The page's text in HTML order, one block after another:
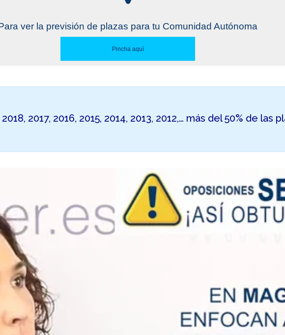
ver la previsión de plazas para tu Comunidad Autónoma
Pincha aquí
2018, 2017, 2016, 2015, 2014, 2013, 2012,… más del 50% de